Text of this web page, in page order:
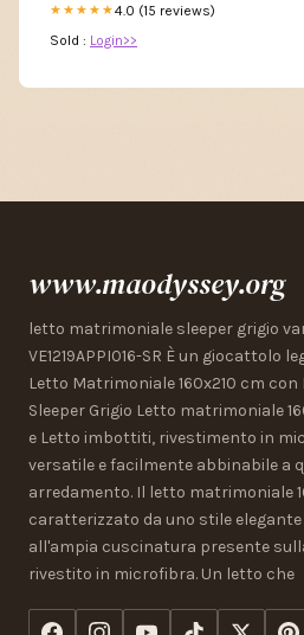
★★★★★4.0 (15 reviews)
Sold : Login>>
www.maodyssey.org
letto matrimoniale sleeper grigio
VE1219APPI016-SR È un giocattolo
Letto Matrimoniale 160x210 cm
Sleeper Grigio Letto matrimoniale
e Letto imbottiti, rivestimento in
versatile e facilmente abbinabile a
arredamento. Il letto matrimoniale
caratterizzato da uno stile
all'ampia cuscinatura presente
rivestito in microfibra. Un letto che